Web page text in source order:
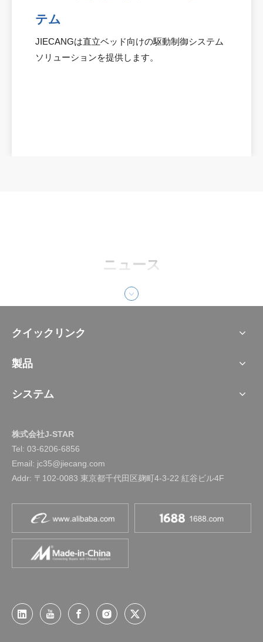
テム
JIECANGは直立ベッド向けの駆動制御システム
ソリューションを提供します。
ニュース
クイックリンク
製品
システム
株式会社J-STAR
Tel: 03-6206-6856
Email: jc35@jiecang.com
Addr: 〒102-0083 東京都千代田区麹町4-3-22 紅谷ビル4F